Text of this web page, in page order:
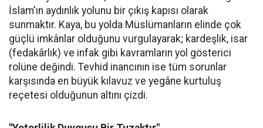
İslam'ın aydınlık yolunu bir çıkış kapısı olarak
sunmaktır. Kaya, bu yolda Müslümanların elinde çok
güçlü imkânlar olduğunu vurgulayarak; kardeşlik, isar
(fedakârlık) ve infak gibi kavramların yol gösterici
rolüne değindi. Tevhid inancının ise tüm sorunlar
karşısında en büyük kılavuz ve yegâne kurtuluş
reçetesi olduğunun altını çizdi.